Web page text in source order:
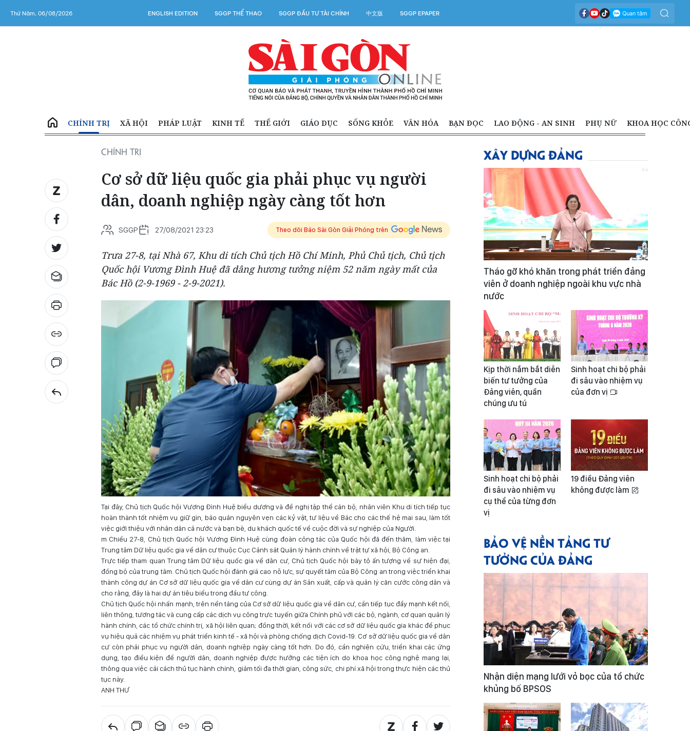
Thứ Năm, 06/08/2026 ENGLISH EDITION SGGP THỂ THAO SGGP ĐẦU TƯ TÀI CHÍNH 中文版 SGGP EPAPER
CHÍNH TRỊ XÃ HỘI PHÁP LUẬT KINH TẾ THẾ GIỚI GIÁO DỤC SỐNG KHỎE VĂN HÓA BẠN ĐỌC LAO ĐỘNG - AN SINH PHỤ NỮ KHOA HỌC
CHÍNH TRỊ
Cơ sở dữ liệu quốc gia phải phục vụ người
dân, doanh nghiệp ngày càng tốt hơn
SGGP 27/08/2021 23:23 Theo dõi Báo Sài Gòn Giải Phóng trên
Trưa 27-8, tại Nhà 67, Khu di tích Chủ tịch Hồ Chí Minh, Phủ Chủ tịch, Chủ tịch
Quốc hội Vương Đình Huệ đã dâng hương tưởng niệm 52 năm ngày mất của
Bác Hồ (2-9-1969 - 2-9-2021).
Tại đây, Chủ tịch Quốc hội Vương Đình Huệ biểu dương và đề nghị tập thể cán bộ, nhân viên Khu di tích tiếp tục
hoàn thành tốt nhiệm vụ giữ gìn, bảo quản nguyên vẹn các kỷ vật, tư liệu về Bác cho các thế hệ mai sau, làm tốt
việc giới thiệu với nhân dân cả nước và bạn bè, du khách quốc tế về cuộc đời và sự nghiệp của Người.
m Chiều 27-8, Chủ tịch Quốc hội Vương Đình Huệ cùng đoàn công tác của Quốc hội đã đến thăm, làm việc tại
Trung tâm Dữ liệu quốc gia về dân cư thuộc Cục Cảnh sát Quản lý hành chính về trật tự xã hội, Bộ Công an.
Trực tiếp tham quan Trung tâm Dữ liệu quốc gia về dân cư, Chủ tịch Quốc hội bày tỏ ấn tượng về sự hiện đại,
đồng bộ của trung tâm. Chủ tịch Quốc hội đánh giá cao nỗ lực, sự quyết tâm của Bộ Công an trong việc triển khai
thành công dự án Cơ sở dữ liệu quốc gia về dân cư cùng dự án Sản xuất, cấp và quản lý căn cước công dân và
cho rằng, đây là hai dự án tiêu biểu trong đầu tư công.
Chủ tịch Quốc hội nhấn mạnh, trên nền tảng của Cơ sở dữ liệu quốc gia về dân cư, cần tiếp tục đẩy mạnh kết nối,
liên thông, tương tác và cung cấp các dịch vụ công trực tuyến giữa Chính phủ với các bộ, ngành, cơ quan quản lý
hành chính, các tổ chức chính trị, xã hội liên quan; đồng thời, kết nối với các cơ sở dữ liệu quốc gia khác để phục
vụ hiệu quả các nhiệm vụ phát triển kinh tế - xã hội và phòng chống dịch Covid-19. Cơ sở dữ liệu quốc gia về dân
cư còn phải phục vụ người dân, doanh nghiệp ngày càng tốt hơn. Do đó, cần nghiên cứu, triển khai các ứng
dụng, tạo điều kiện để người dân, doanh nghiệp được hưởng các tiện ích do khoa học công nghệ mang lại,
thông qua việc cải cách thủ tục hành chính, giảm tối đa thời gian, công sức, chi phí xã hội trong thực hiện các thủ
tục này.
ANH THƯ
XÂY DỰNG ĐẢNG
Tháo gỡ khó khăn trong phát triển đảng
viên ở doanh nghiệp ngoài khu vực nhà
nước
Kịp thời nắm bắt diễn
biến tư tưởng của
Đảng viên, quần
chúng ưu tú
Sinh hoạt chi bộ phải
đi sâu vào nhiệm vụ
của đơn vị
Sinh hoạt chi bộ phải
đi sâu vào nhiệm vụ
cụ thể của từng đơn
vị
19 điều Đảng viên
không được làm
BẢO VỆ NỀN TẢNG TƯ
TƯỞNG CỦA ĐẢNG
Nhận diện mạng lưới vỏ bọc của tổ chức
khủng bố BPSOS